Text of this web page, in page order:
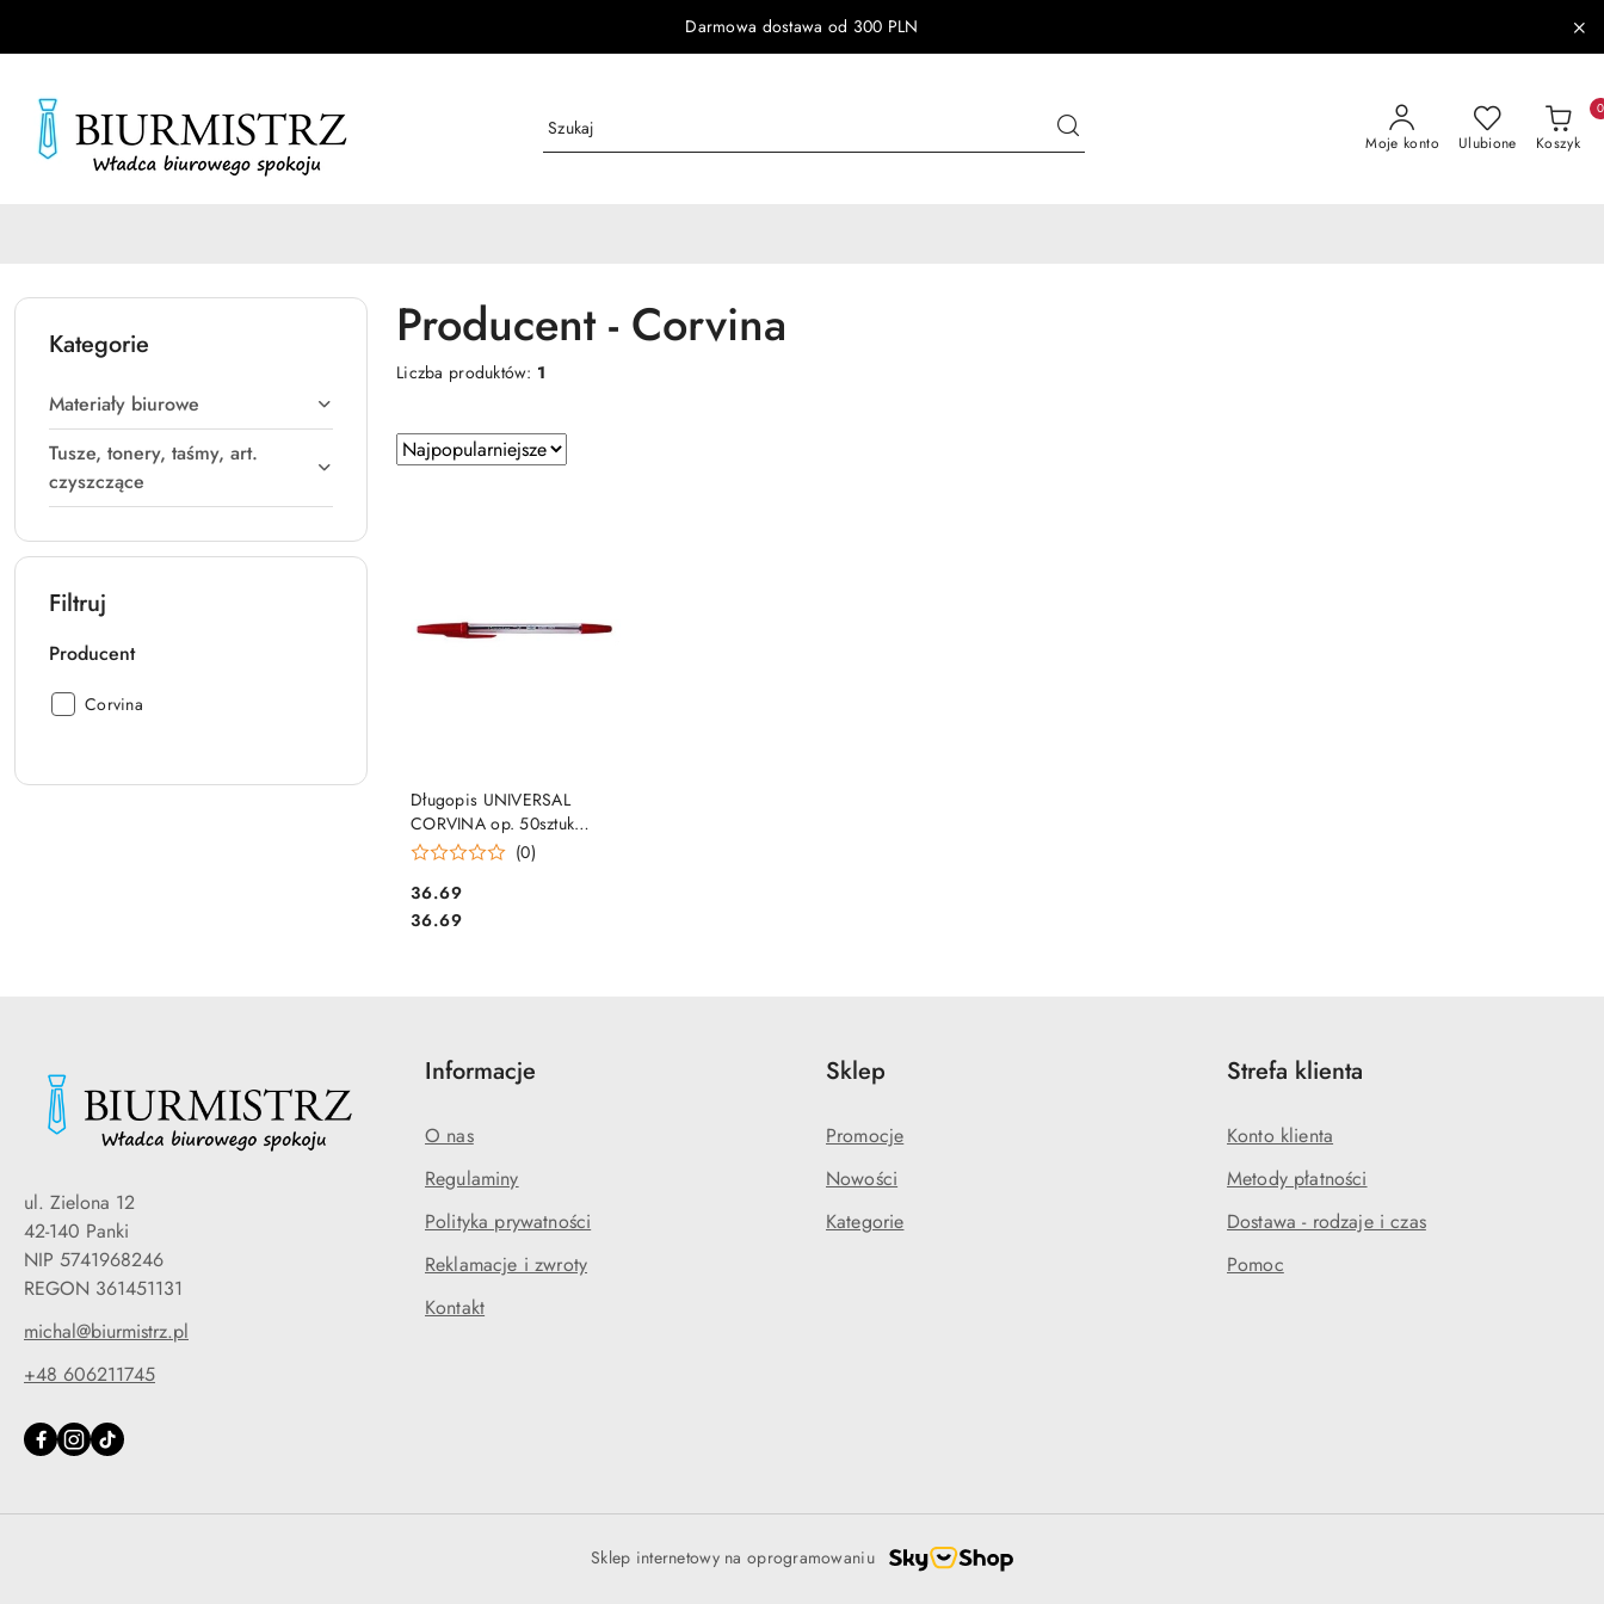
Darmowa dostawa od 300 PLN
Moje konto Ulubione Koszyk
0
Kategorie
Materiały biurowe
Tusze, tonery, taśmy, art.
czyszczące
Filtruj
Producent
Producent:
Corvina
Producent - Corvina
Liczba produktów: 1
Zastosowano
sortowanie:
Sortuj
według
Długopis UNIVERSAL
CORVINA op. 50sztuk
czerwony (40163/03)
(0)
Cena:
36.69
Cena:
36.69
DO KOSZYKA
ul. Zielona 12
42-140 Panki
NIP 5741968246
REGON 361451131
michal@biurmistrz.pl
+48 606211745
Informacje
O nas
Regulaminy
Polityka prywatności
Reklamacje i zwroty
Kontakt
Sklep
Promocje
Nowości
Kategorie
Strefa klienta
Konto klienta
Metody płatności
Dostawa - rodzaje i czas
Pomoc
Sklep internetowy na oprogramowaniu